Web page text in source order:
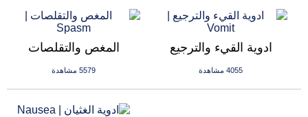
المغص والتقلصات
5579 مشاهدة
ادوية القيء والترجيع
4055 مشاهدة